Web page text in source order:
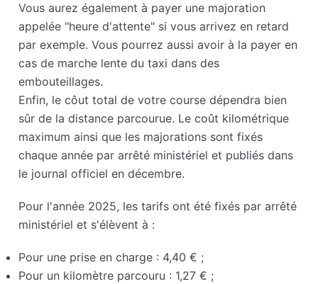
Vous aurez également à payer une majoration
appelée "heure d'attente" si vous arrivez en retard
par exemple. Vous pourrez aussi avoir à la payer en
cas de marche lente du taxi dans des
embouteillages.
Enfin, le côut total de votre course dépendra bien
sûr de la distance parcourue. Le coût kilométrique
maximum ainsi que les majorations sont fixés
chaque année par arrêté ministériel et publiés dans
le journal officiel en décembre.
Pour l'année 2025, les tarifs ont été fixés par arrêté
ministériel et s'élèvent à :
Pour une prise en charge : 4,40 € ;
Pour un kilomètre parcouru : 1,27 € ;